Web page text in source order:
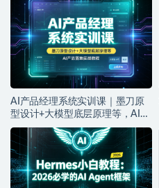
AI产品经理系统实训课｜墨刀原
型设计+大模型底层原理等，AI产
品落地实战教程